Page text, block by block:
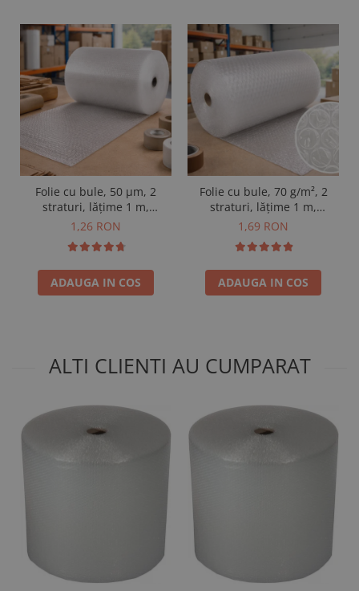
Folie cu bule, 50 µm, 2
straturi, lățime 1 m,
vândută la m²
1,26 RON
ADAUGA IN COS
Folie cu bule, 70 g/m², 2
straturi, lățime 1 m,
vândută la m²
1,69 RON
ADAUGA IN COS
ALTI CLIENTI AU CUMPARAT